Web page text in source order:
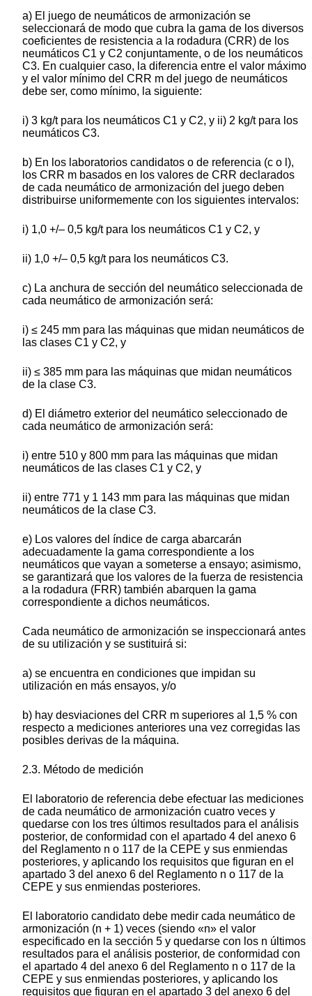
a) El juego de neumáticos de armonización se
seleccionará de modo que cubra la gama de los diversos
coeficientes de resistencia a la rodadura (CRR) de los
neumáticos C1 y C2 conjuntamente, o de los neumáticos
C3. En cualquier caso, la diferencia entre el valor máximo
y el valor mínimo del CRR m del juego de neumáticos
debe ser, como mínimo, la siguiente:
i) 3 kg/t para los neumáticos C1 y C2, y ii) 2 kg/t para los
neumáticos C3.
b) En los laboratorios candidatos o de referencia (c o l),
los CRR m basados en los valores de CRR declarados
de cada neumático de armonización del juego deben
distribuirse uniformemente con los siguientes intervalos:
i) 1,0 +/– 0,5 kg/t para los neumáticos C1 y C2, y
ii) 1,0 +/– 0,5 kg/t para los neumáticos C3.
c) La anchura de sección del neumático seleccionada de
cada neumático de armonización será:
i) ≤ 245 mm para las máquinas que midan neumáticos de
las clases C1 y C2, y
ii) ≤ 385 mm para las máquinas que midan neumáticos
de la clase C3.
d) El diámetro exterior del neumático seleccionado de
cada neumático de armonización será:
i) entre 510 y 800 mm para las máquinas que midan
neumáticos de las clases C1 y C2, y
ii) entre 771 y 1 143 mm para las máquinas que midan
neumáticos de la clase C3.
e) Los valores del índice de carga abarcarán
adecuadamente la gama correspondiente a los
neumáticos que vayan a someterse a ensayo; asimismo,
se garantizará que los valores de la fuerza de resistencia
a la rodadura (FRR) también abarquen la gama
correspondiente a dichos neumáticos.
Cada neumático de armonización se inspeccionará antes
de su utilización y se sustituirá si:
a) se encuentra en condiciones que impidan su
utilización en más ensayos, y/o
b) hay desviaciones del CRR m superiores al 1,5 % con
respecto a mediciones anteriores una vez corregidas las
posibles derivas de la máquina.
2.3. Método de medición
El laboratorio de referencia debe efectuar las mediciones
de cada neumático de armonización cuatro veces y
quedarse con los tres últimos resultados para el análisis
posterior, de conformidad con el apartado 4 del anexo 6
del Reglamento n o 117 de la CEPE y sus enmiendas
posteriores, y aplicando los requisitos que figuran en el
apartado 3 del anexo 6 del Reglamento n o 117 de la
CEPE y sus enmiendas posteriores.
El laboratorio candidato debe medir cada neumático de
armonización (n + 1) veces (siendo «n» el valor
especificado en la sección 5 y quedarse con los n últimos
resultados para el análisis posterior, de conformidad con
el apartado 4 del anexo 6 del Reglamento n o 117 de la
CEPE y sus enmiendas posteriores, y aplicando los
requisitos que figuran en el apartado 3 del anexo 6 del